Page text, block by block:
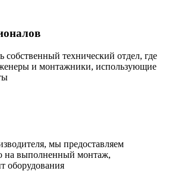
технический отдел, где
и монтажники, использующие
мы предоставляем
на выполненный монтаж,
оборудования